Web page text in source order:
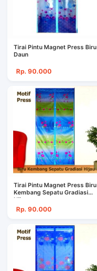
Tirai Pintu Magnet Press Biru
Daun
Rp. 90.000
Tirai Pintu Magnet Press Biru
Kembang Sepatu Gradiasi
Hijau
Rp. 90.000